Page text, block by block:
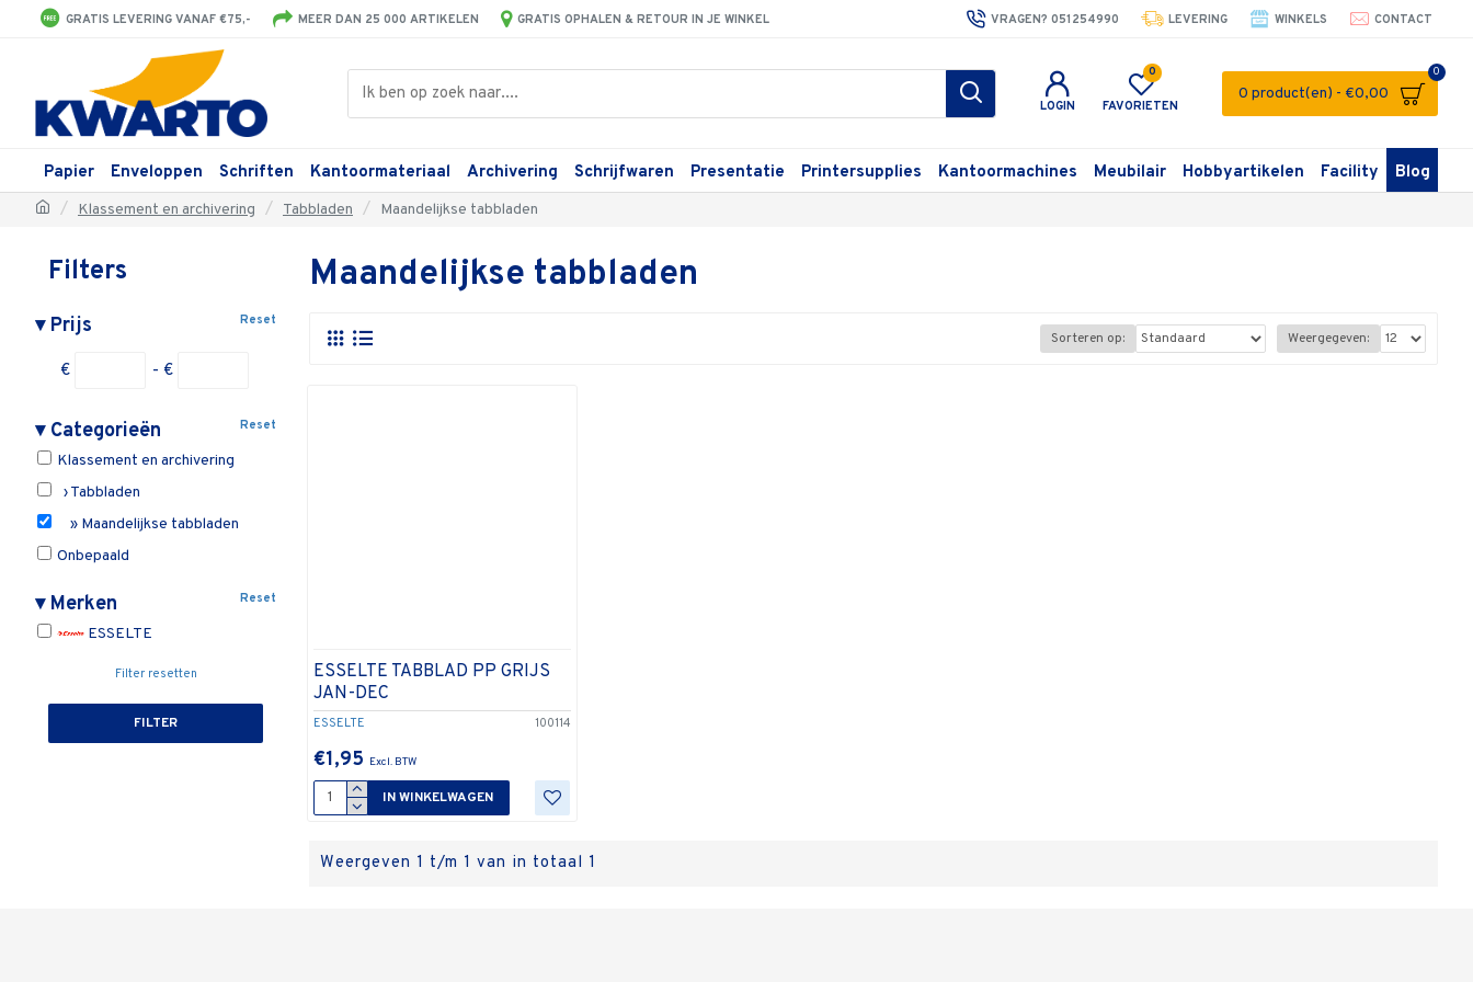
GRATIS LEVERING VANAF €75,- MEER DAN 25 000 ARTIKELEN GRATIS OPHALEN & RETOUR IN JE WINKEL VRAGEN? 051254990 LEVERING WINKELS CONTACT
LOGIN FAVORIETEN
0
0 product(en) - €0,00
0
Papier Enveloppen Schriften Kantoormateriaal Archivering Schrijfwaren Presentatie Printersupplies Kantoormachines Meubilair Hobbyartikelen Facility Blog
Klassement en archivering Tabbladen Maandelijkse tabbladen
Filters
▾Prijs Reset
€ - €
▾Categorieën Reset
Klassement en archivering
› Tabbladen
» Maandelijkse tabbladen
Onbepaald
▾Merken Reset
ESSELTE
Filter resetten
FILTER
Maandelijkse tabbladen
Sorteren op: Weergegeven:
ESSELTE 100114
ESSELTE TABBLAD PP GRIJS
JAN-DEC
€1,95
IN WINKELWAGEN
Weergeven 1 t/m 1 van in totaal 1